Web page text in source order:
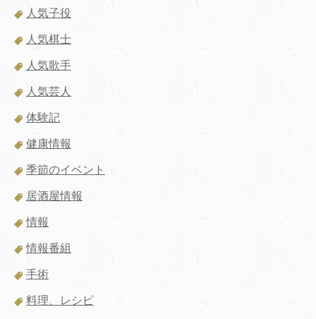
人気子役
人気棋士
人気歌手
人気芸人
体験記
健康情報
季節のイベント
居酒屋情報
情報
情報番組
手術
料理、レシピ